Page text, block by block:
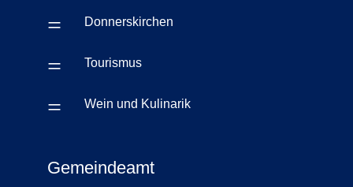
= Donnerskirchen
= Tourismus
= Wein und Kulinarik
Gemeindeamt